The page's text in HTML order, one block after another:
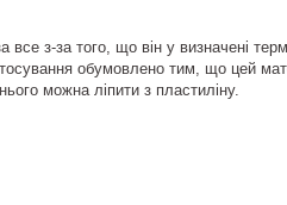
все з-за того, що він у визначені
обумовлено тим, що цей
можна ліпити з пластиліну.